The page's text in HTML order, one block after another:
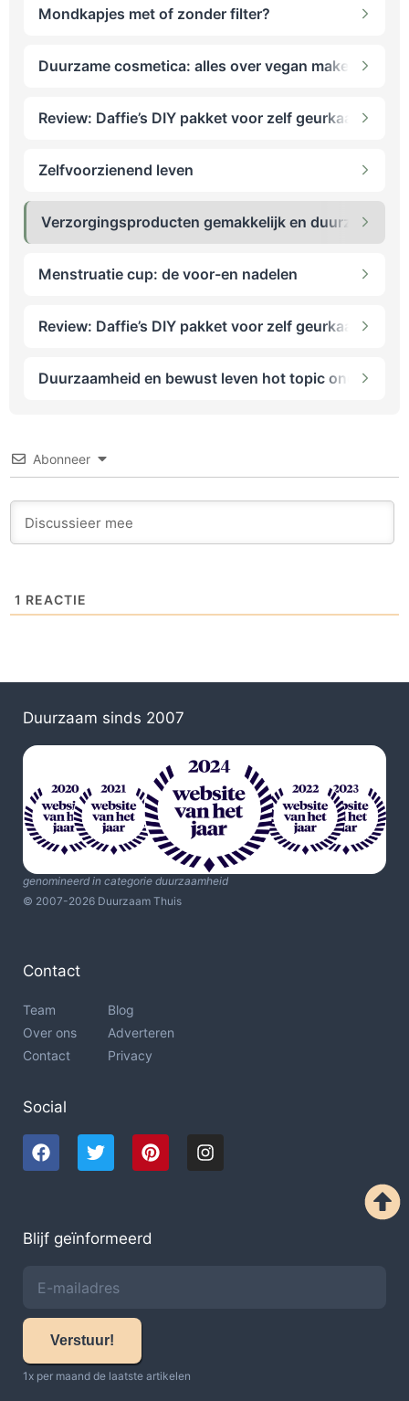
Mondkapjes met of zonder filter?
Duurzame cosmetica: alles over vegan make-up
Review: Daffie’s DIY pakket voor zelf geurkaarsen
Zelfvoorzienend leven
Verzorgingsproducten gemakkelijk en duurzaam
Menstruatie cup: de voor-en nadelen
Review: Daffie’s DIY pakket voor zelf geurkaarsen
Duurzaamheid en bewust leven hot topic onder
Abonneer
1 REACTIE
Duurzaam sinds 2007
genomineerd in categorie duurzaamheid
© 2007-2026 Duurzaam Thuis
Contact
Team
Over ons
Contact
Blog
Adverteren
Privacy
Social
Blijf geïnformeerd
Verstuur!
1x per maand de laatste artikelen